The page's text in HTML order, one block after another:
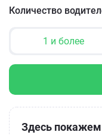
Количество
1 и более
Здесь